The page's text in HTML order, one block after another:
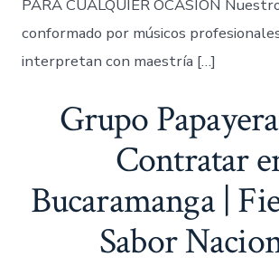
PARA CUALQUIER OCASIÓN
conformado por músicos
interpretan con maestría […]
Grupo
Contratar
Bucaramanga |
Sabor